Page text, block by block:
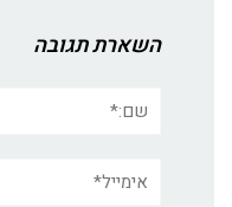
השארת תגובה